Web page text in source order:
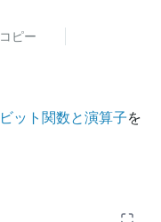
ピー
ビット関数と演算子を